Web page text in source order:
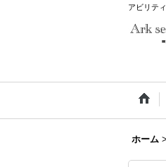
アビリテ
ホーム >